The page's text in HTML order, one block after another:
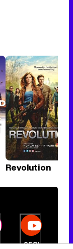
Revolution
258k